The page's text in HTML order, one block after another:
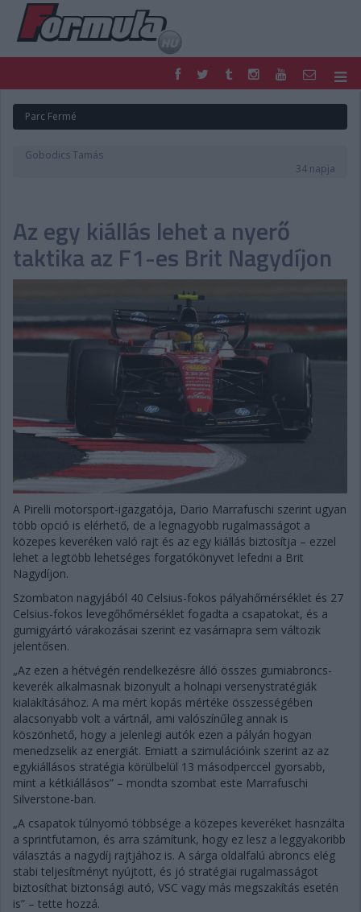
FORMULA
MOTOR
NEMZETKÖZI
DIGITÁLIS MAGAZIN
PONTÁLLÁSOK
VERSENYNAPTÁRAK
Parc Fermé
Gobodics Tamás
34 napja
Az egy kiállás lehet a nyerő
taktika az F1-es Brit Nagydíjon
A Pirelli motorsport-igazgatója, Dario Marrafuschi szerint ugyan
több opció is elérhető, de a legnagyobb rugalmasságot a
közepes keveréken való rajt és az egy kiállás biztosítja – ezzel
lehet a legtöbb lehetséges forgatókönyvet lefedni a Brit
Nagydíjon.
Szombaton nagyjából 40 Celsius-fokos pályahőmérséklet és 27
Celsius-fokos levegőhőmérséklet fogadta a csapatokat, és a
gumigyártó várakozásai szerint ez vasárnapra sem változik
jelentősen.
„Az ezen a hétvégén rendelkezésre álló összes gumiabroncs-
keverék alkalmasnak bizonyult a holnapi versenystratégiák
kialakításához. A ma mért kopás mértéke összességében
alacsonyabb volt a vártnál, ami valószínűleg annak is
köszönhető, hogy a jelenlegi autók ezen a pályán hogyan
menedzselik az energiát. Emiatt a szimulációink szerint az az
egykiállásos stratégia körülbelül 13 másodperccel gyorsabb,
mint a kétkiállásos” – mondta szombat este Marrafuschi
Silverstone-ban.
„A csapatok túlnyomó többsége a közepes keveréket hasnzálta
a sprintfutamon, és arra számítunk, hogy ez lesz a leggyakoribb
választás a nagydíj rajtjához is. A sárga oldalfalú abroncs elég
stabi teljesítményt nyújtott, és jó stratégiai rugalmasságot
biztosíthat biztonsági autó, VSC vagy más megszakítás esetén
is” – tette hozzá.